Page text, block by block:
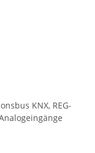
KNX, REG-